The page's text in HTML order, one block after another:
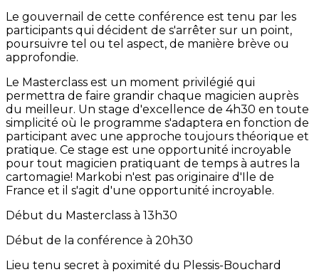
Le gouvernail de cette conférence est tenu par les
participants qui décident de s'arrêter sur un point,
poursuivre tel ou tel aspect, de manière brève ou
approfondie.
Le Masterclass est un moment privilégié qui
permettra de faire grandir chaque magicien auprès
du meilleur. Un stage d'excellence de 4h30 en toute
simplicité où le programme s'adaptera en fonction de
participant avec une approche toujours théorique et
pratique. Ce stage est une opportunité incroyable
pour tout magicien pratiquant de temps à autres la
cartomagie! Markobi n'est pas originaire d'Ile de
France et il s'agit d'une opportunité incroyable.
Début du Masterclass à 13h30
Début de la conférence à 20h30
Lieu tenu secret à poximité du Plessis-Bouchard